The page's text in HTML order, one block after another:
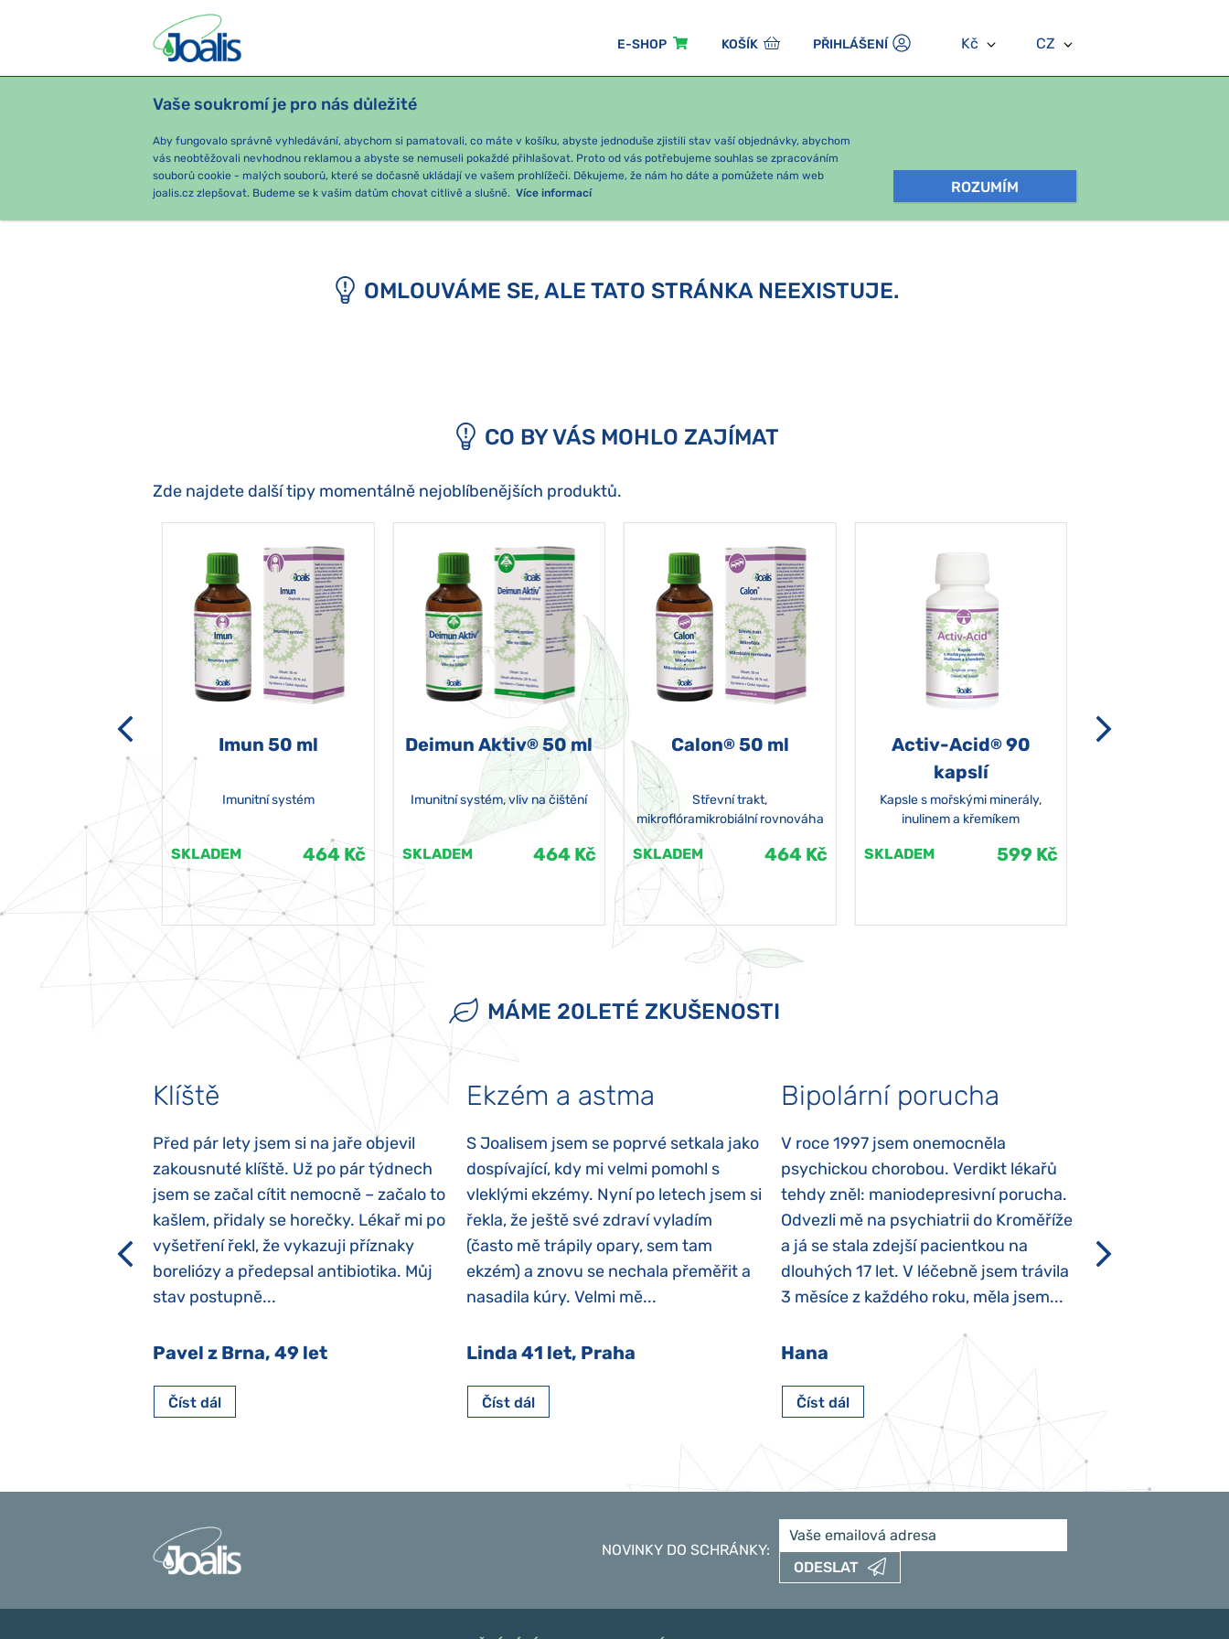
E-SHOP KOŠÍK PŘIHLÁŠENÍ Kč CZ
Vaše soukromí je pro nás důležité
Aby fungovalo správně vyhledávání, abychom si pamatovali, co máte v košíku, abyste jednoduše zjistili stav vaší objednávky, abychom
vás neobtěžovali nevhodnou reklamou a abyste se nemuseli pokaždé přihlašovat. Proto od vás potřebujeme souhlas se zpracováním
souborů cookie - malých souborů, které se dočasně ukládají ve vašem prohlížeči. Děkujeme, že nám ho dáte a pomůžete nám web
joalis.cz zlepšovat. Budeme se k vašim datům chovat citlivě a slušně. Více informací ROZUMÍM
PRODUKTY PODLE OBTÍŽÍ SEZÓNNÍ BALÍČKY
OMLOUVÁME SE, ALE TATO STRÁNKA NEEXISTUJE.
CO BY VÁS MOHLO ZAJÍMAT
Zde najdete další tipy momentálně nejoblíbenějších produktů.
Imun 50 ml
Imunitní systém
SKLADEM 464 Kč
Deimun Aktiv® 50 ml
Imunitní systém, vliv na čištění
SKLADEM 464 Kč
Calon®50 ml
Střevní trakt,
mikroflóramikrobiální rovnováha
SKLADEM 464 Kč
Activ-Acid®90
kapslí
Kapsle s mořskými minerály,
inulinem a křemíkem
SKLADEM 599 Kč
MÁME 20LETÉ ZKUŠENOSTI
Klíště
Před pár lety jsem si na jaře objevil
zakousnuté klíště. Už po pár týdnech
jsem se začal cítit nemocně – začalo to
kašlem, přidaly se horečky. Lékař mi po
vyšetření řekl, že vykazuji příznaky
boreliózy a předepsal antibiotika. Můj
stav postupně...
Pavel z Brna, 49 let
Číst dál
Ekzém a astma
S Joalisem jsem se poprvé setkala jako
dospívající, kdy mi velmi pomohl s
vleklými ekzémy. Nyní po letech jsem si
řekla, že ještě své zdraví vyladím
(často mě trápily opary, sem tam
ekzém) a znovu se nechala přeměřit a
nasadila kúry. Velmi mě...
Linda 41 let, Praha
Číst dál
Bipolární porucha
V roce 1997 jsem onemocněla
psychickou chorobou. Verdikt lékařů
tehdy zněl: maniodepresivní porucha.
Odvezli mě na psychiatrii do Kroměříže
a já se stala zdejší pacientkou na
dlouhých 17 let. V léčebně jsem trávila
3 měsíce z každého roku, měla jsem...
Hana
Číst dál
který je u
Po půl roce
NOVINKY DO SCHRÁNKY:
ODESLAT